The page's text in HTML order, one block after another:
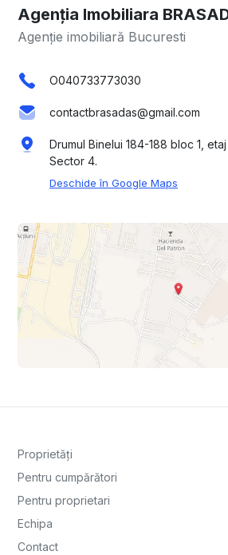
Agenția Imobiliara
Agenție imobiliară Bucuresti
O040733773030
contactbrasadas@gmail.com
Drumul Binelui 184-188 bloc 1,
Sector 4.
Deschide în Google Maps
Proprietăți
Pentru cumpărători
Pentru proprietari
Echipa
Contact